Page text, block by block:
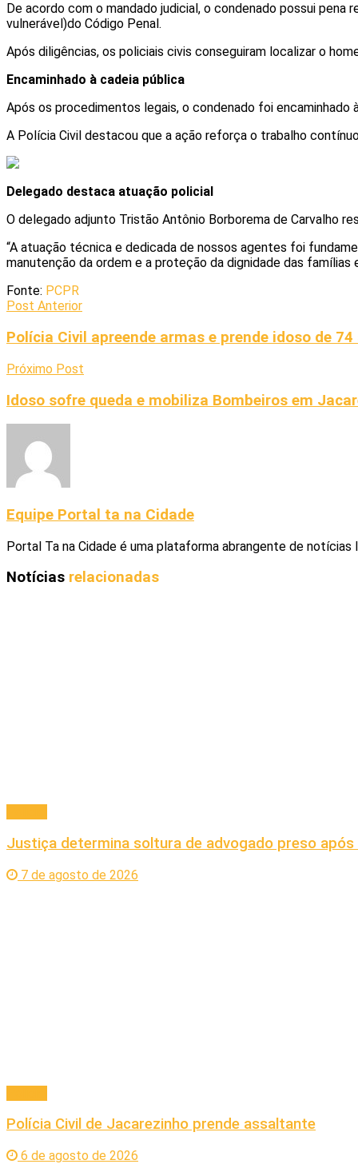
De acordo com o mandado judicial, o condenado possui pena
vulnerável)do Código Penal.
Após diligências, os policiais civis conseguiram localizar o
Encaminhado à cadeia pública
Após os procedimentos legais, o condenado foi encaminhado
A Polícia Civil destacou que a ação reforça o trabalho
Delegado destaca atuação policial
O delegado adjunto Tristão Antônio Borborema de Carvalho
“A atuação técnica e dedicada de nossos agentes foi
manutenção da ordem e a proteção da dignidade das famílias
Fonte: PCPR
Post Anterior
Polícia Civil apreende armas e prende idoso de
Próximo Post
Idoso sofre queda e mobiliza Bombeiros em
Equipe Portal ta na Cidade
Portal Ta na Cidade é uma plataforma abrangente de
Notícias relacionadas
Justiça determina soltura de advogado preso
7 de agosto de 2026
Polícia Civil de Jacarezinho prende assaltante
6 de agosto de 2026